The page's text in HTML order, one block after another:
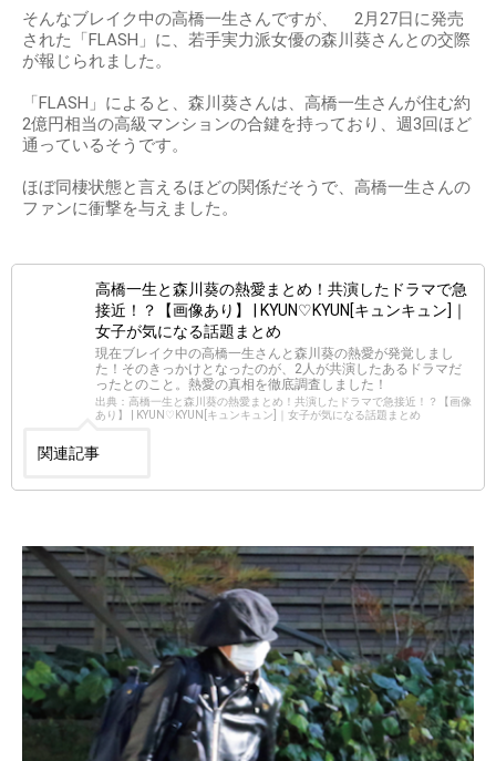
そんなブレイク中の高橋一生さんですが、 2月27日に発売
された「FLASH」に、若手実力派女優の森川葵さんとの交際
が報じられました。
「FLASH」によると、森川葵さんは、高橋一生さんが住む約
2億円相当の高級マンションの合鍵を持っており、週3回ほど
通っているそうです。
ほぼ同棲状態と言えるほどの関係だそうで、高橋一生さんの
ファンに衝撃を与えました。
高橋一生と森川葵の熱愛まとめ！共演したドラマで急
接近！？【画像あり】 | KYUN♡KYUN[キュンキュン]｜
女子が気になる話題まとめ
現在ブレイク中の高橋一生さんと森川葵の熱愛が発覚しまし
た！そのきっかけとなったのが、2人が共演したあるドラマだ
ったとのこと。熱愛の真相を徹底調査しました！
出典：高橋一生と森川葵の熱愛まとめ！共演したドラマで急接近！？【画像
あり】 | KYUN♡KYUN[キュンキュン]｜女子が気になる話題まとめ
関連記事